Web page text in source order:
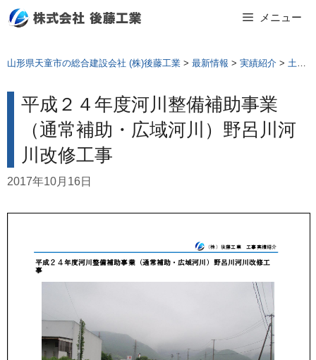
Skip
メニュー
山形県天童市の総合建設会社 (株)後藤工業 > 最新情報 > 実績紹介 > 土木工事
平成２４年度河川整備補助事業
（通常補助・広域河川）野呂川河
川改修工事
2017年10月16日